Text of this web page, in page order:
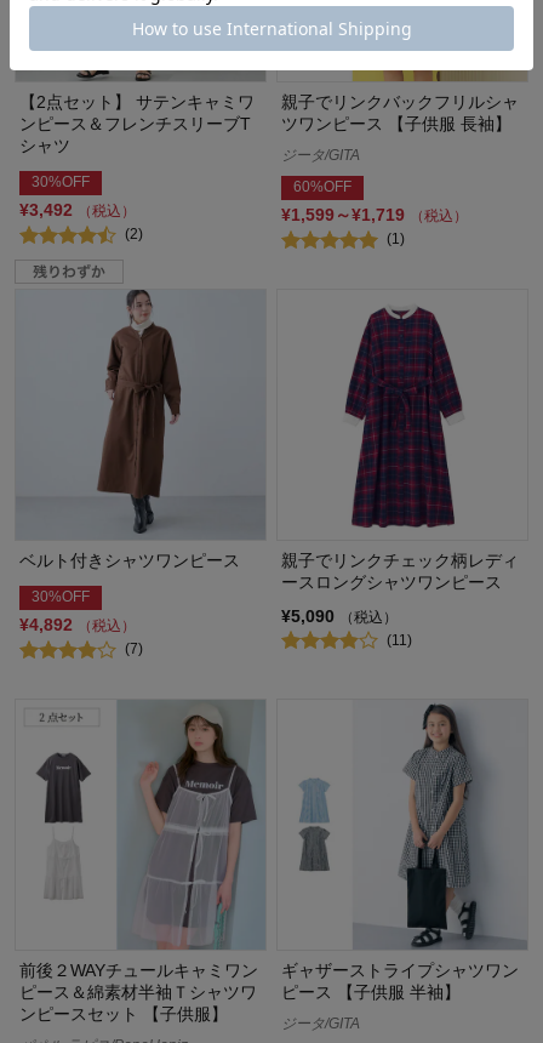
【2点セット】 サテンキャミワ
ンピース＆フレンチスリーブT
シャツ
30%OFF
¥3,492
（税込）
(2)
親子でリンクバックフリルシャ
ツワンピース 【子供服 長袖】
ジータ/GITA
60%OFF
¥1,599～¥1,719
（税込）
(1)
ベルト付きシャツワンピース
30%OFF
¥4,892
（税込）
(7)
親子でリンクチェック柄レディ
ースロングシャツワンピース
¥5,090
（税込）
(11)
前後２WAYチュールキャミワン
ピース＆綿素材半袖Ｔシャツワ
ンピースセット 【子供服】
ギャザーストライプシャツワン
ピース 【子供服 半袖】
ジータ/GITA